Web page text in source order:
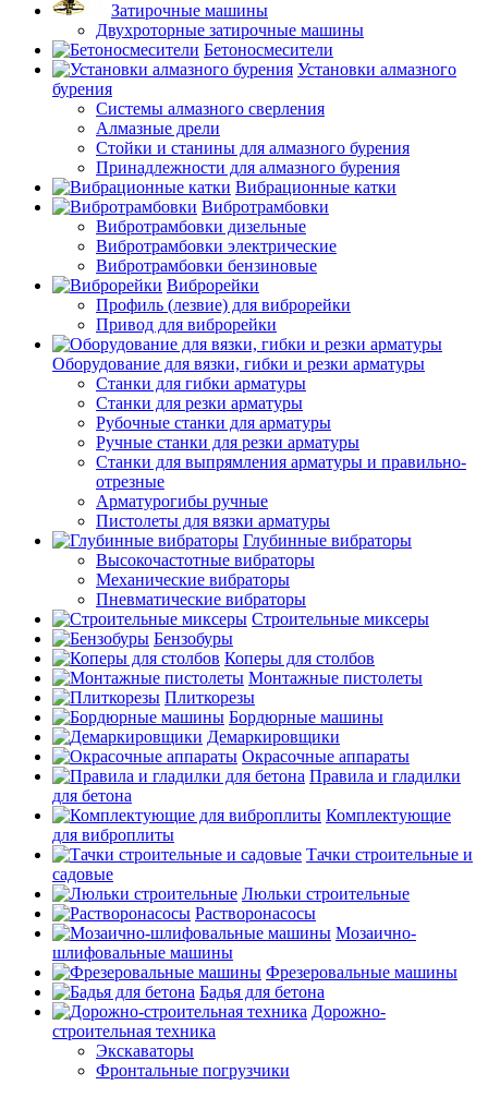
Затирочные машины
Двухроторные затирочные машины
Бетоносмесители
Установки алмазного
бурения
Системы алмазного сверления
Алмазные дрели
Стойки и станины для алмазного бурения
Принадлежности для алмазного бурения
Вибрационные катки
Вибротрамбовки
Вибротрамбовки дизельные
Вибротрамбовки электрические
Вибротрамбовки бензиновые
Виброрейки
Профиль (лезвие) для виброрейки
Привод для виброрейки
Оборудование для вязки, гибки и резки арматуры
Станки для гибки арматуры
Станки для резки арматуры
Рубочные станки для арматуры
Ручные станки для резки арматуры
Станки для выпрямления арматуры и правильно-
отрезные
Арматурогибы ручные
Пистолеты для вязки арматуры
Глубинные вибраторы
Высокочастотные вибраторы
Механические вибраторы
Пневматические вибраторы
Строительные миксеры
Бензобуры
Коперы для столбов
Монтажные пистолеты
Плиткорезы
Бордюрные машины
Демаркировщики
Окрасочные аппараты
Правила и гладилки
для бетона
Комплектующие
для виброплиты
Тачки строительные и
садовые
Люльки строительные
Растворонасосы
Мозаично-
шлифовальные машины
Фрезеровальные машины
Бадья для бетона
Дорожно-
строительная техника
Экскаваторы
Фронтальные погрузчики